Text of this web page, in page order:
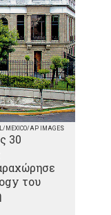
MEXICO/AP IMAGES
30
του